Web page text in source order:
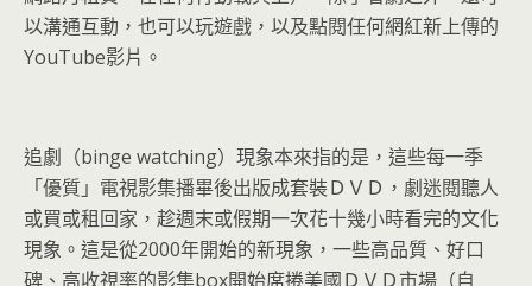
以溝通互動，也可以玩遊戲，以及點閱任何網紅新上傳的
YouTube影片。
追劇（binge watching）現象本來指的是，這些每一季
「優質」電視影集播畢後出版成套裝ＤＶＤ，劇迷閱聽人
或買或租回家，趁週末或假期一次花十幾小時看完的文化
現象。這是從2000年開始的新現象，一些高品質、好口
碑、高收視率的影集box開始席捲美國ＤＶＤ市場（自